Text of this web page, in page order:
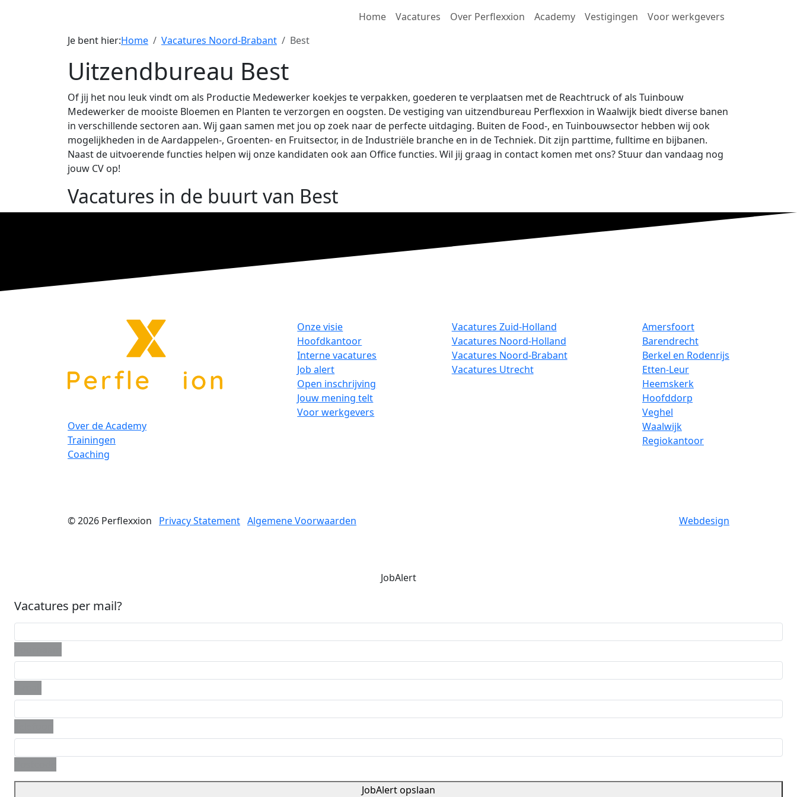
Home Vacatures Over Perflexxion Academy Vestigingen
Voor werkgevers
Je bent hier:Home Vacatures Noord-Brabant Best
Uitzendbureau Best
Of jij het nou leuk vindt om als Productie Medewerker koekjes te verpakken, goederen te verplaatsen met de Reachtruck of als Tuinbouw
Medewerker de mooiste Bloemen en Planten te verzorgen en oogsten. De vestiging van uitzendbureau Perflexxion in Waalwijk biedt diverse banen
in verschillende sectoren aan. Wij gaan samen met jou op zoek naar de perfecte uitdaging. Buiten de Food-, en Tuinbouwsector hebben wij ook
mogelijkheden in de Aardappelen-, Groenten- en Fruitsector, in de Industriële branche en in de Techniek. Dit zijn parttime, fulltime en bijbanen.
Naast de uitvoerende functies helpen wij onze kandidaten ook aan Office functies. Wil jij graag in contact komen met ons? Stuur dan vandaag nog
jouw CV op!
Vacatures in de buurt van Best
Over de Academy
Trainingen
Coaching
Onze visie
Hoofdkantoor
Interne vacatures
Job alert
Open inschrijving
Jouw mening telt
Voor werkgevers
Vacatures Zuid-Holland
Vacatures Noord-Holland
Vacatures Noord-Brabant
Vacatures Utrecht
Amersfoort
Barendrecht
Berkel en Rodenrijs
Etten-Leur
Heemskerk
Hoofddorp
Veghel
Waalwijk
Regiokantoor
© 2026 Perflexxion Privacy Statement Algemene Voorwaarden Webdesign
JobAlert
Vacatures per mail?
JobAlert opslaan